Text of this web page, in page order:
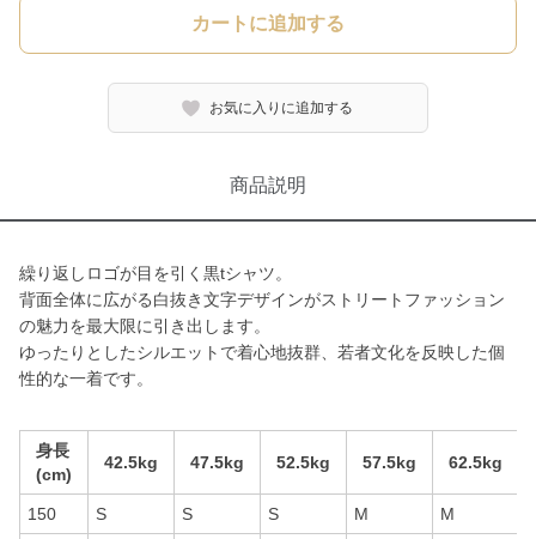
カートに追加する
お気に入りに追加する
商品説明
繰り返しロゴが目を引く黒tシャツ。
背面全体に広がる白抜き文字デザインがストリートファッション
の魅力を最大限に引き出します。
ゆったりとしたシルエットで着心地抜群、若者文化を反映した個
性的な一着です。
身長
(cm)
42.5kg 47.5kg 52.5kg 57.5kg 62.5kg
150 S S S M M